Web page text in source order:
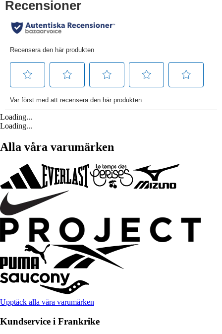
Loading...
Loading...
Alla våra varumärken
Upptäck alla våra varumärken
Kundservice i Frankrike